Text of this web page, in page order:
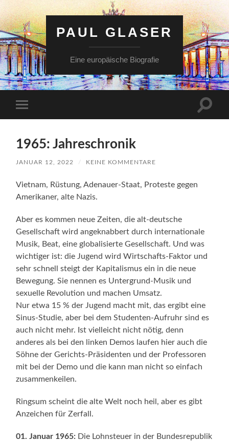
PAUL GLASER
Eine europäische Biografie
Menü
1965: Jahreschronik
JANUAR 12, 2022 / KEINE KOMMENTARE
Vietnam, Rüstung, Adenauer-Staat, Proteste gegen
Amerikaner, alte Nazis.
Aber es kommen neue Zeiten, die alt-deutsche
Gesellschaft wird angeknabbert durch internationale
Musik, Beat, eine globalisierte Gesellschaft. Und was
wichtiger ist: die Jugend wird Wirtschafts-Faktor und
sehr schnell steigt der Kapitalismus ein in die neue
Bewegung. Sie nennen es Untergrund-Musik und
sexuelle Revolution und machen Umsatz.
Nur etwa 15 % der Jugend macht mit, das ergibt eine
Sinus-Studie, aber bei dem Studenten-Aufruhr sind es
auch nicht mehr. Ist vielleicht nicht nötig, denn
anderes als bei den linken Demos laufen hier auch die
Söhne der Gerichts-Präsidenten und der Professoren
mit bei der Demo und die kann man nicht so einfach
zusammenkeilen.
Ringsum scheint die alte Welt noch heil, aber es gibt
Anzeichen für Zerfall.
01. Januar 1965: Die Lohnsteuer in der Bundesrepublik